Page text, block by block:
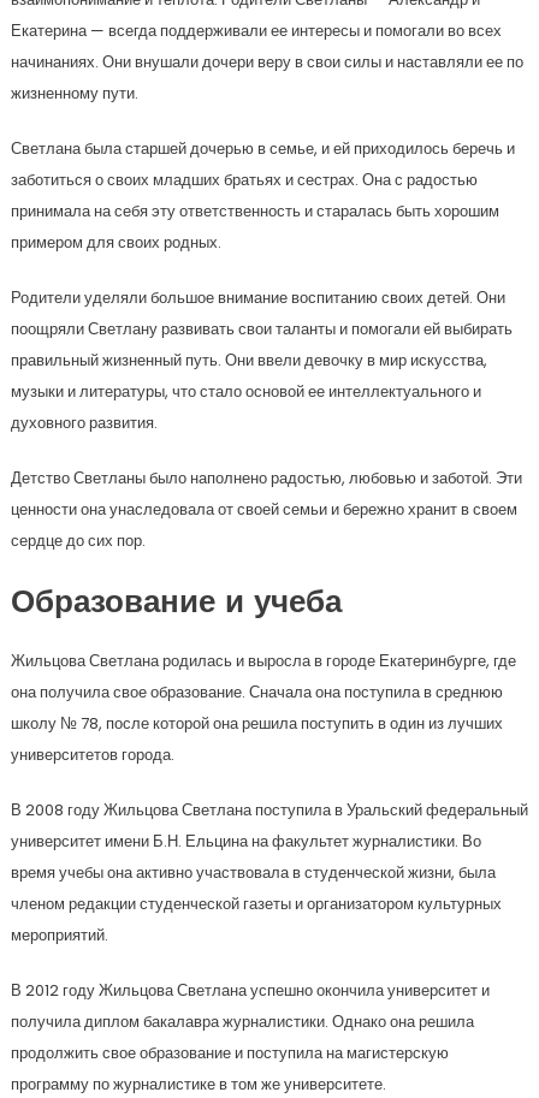
Екатерина — всегда поддерживали ее интересы и помогали во всех
начинаниях. Они внушали дочери веру в свои силы и наставляли ее по
жизненному пути.
Светлана была старшей дочерью в семье, и ей приходилось беречь и
заботиться о своих младших братьях и сестрах. Она с радостью
принимала на себя эту ответственность и старалась быть хорошим
примером для своих родных.
Родители уделяли большое внимание воспитанию своих детей. Они
поощряли Светлану развивать свои таланты и помогали ей выбирать
правильный жизненный путь. Они ввели девочку в мир искусства,
музыки и литературы, что стало основой ее интеллектуального и
духовного развития.
Детство Светланы было наполнено радостью, любовью и заботой. Эти
ценности она унаследовала от своей семьи и бережно хранит в своем
сердце до сих пор.
Образование и учеба
Жильцова Светлана родилась и выросла в городе Екатеринбурге, где
она получила свое образование. Сначала она поступила в среднюю
школу № 78, после которой она решила поступить в один из лучших
университетов города.
В 2008 году Жильцова Светлана поступила в Уральский федеральный
университет имени Б.Н. Ельцина на факультет журналистики. Во
время учебы она активно участвовала в студенческой жизни, была
членом редакции студенческой газеты и организатором культурных
мероприятий.
В 2012 году Жильцова Светлана успешно окончила университет и
получила диплом бакалавра журналистики. Однако она решила
продолжить свое образование и поступила на магистерскую
программу по журналистике в том же университете.